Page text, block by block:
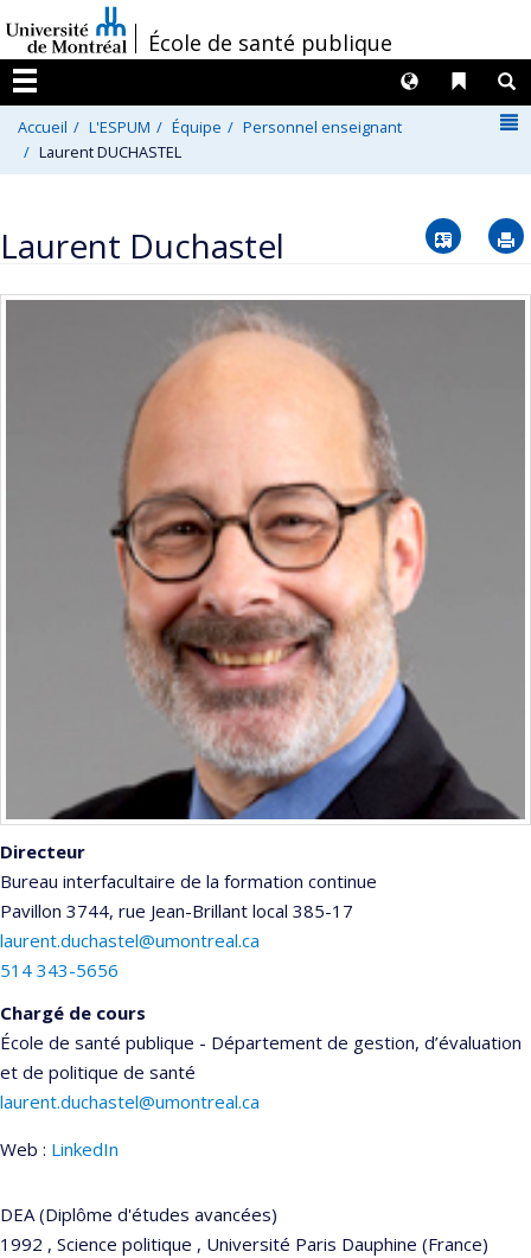
au
contenu
/École de santé publique
Menu
Liens
Langues
Accueil L'ESPUM Équipe
Personnel enseignant
Laurent DUCHASTEL
Laurent Duchastel Vcard
Directeur
Bureau interfacultaire de la formation continue
Pavillon 3744, rue Jean-Brillant local 385-17
laurent.duchastel@umontreal.ca
514 343-5656
Chargé de cours
École de santé publique - Département de gestion, d’évaluation
et de politique de santé
laurent.duchastel@umontreal.ca
Web : LinkedIn
DEA (Diplôme d'études avancées)
1992 , Science politique , Université Paris Dauphine (France)